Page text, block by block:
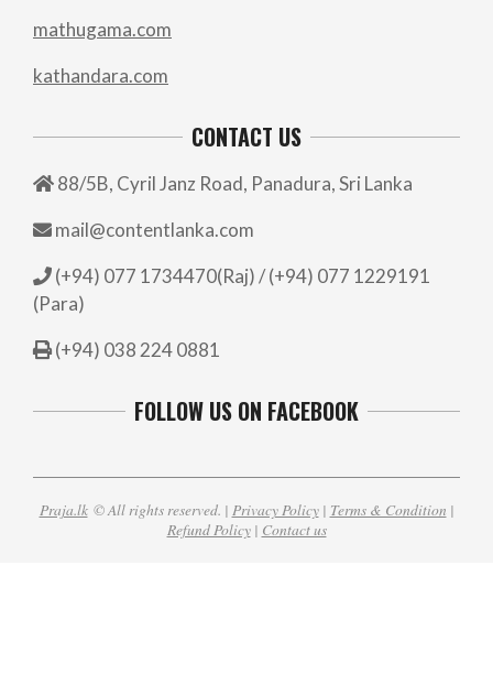
mathugama.com
kathandara.com
CONTACT US
88/5B, Cyril Janz Road, Panadura, Sri Lanka
mail@contentlanka.com
(+94) 077 1734470(Raj) / (+94) 077 1229191
(Para)
(+94) 038 224 0881
FOLLOW US ON FACEBOOK
Praja.lk© All rights reserved. | Privacy Policy| Terms & Condition |
Refund Policy| Contact us